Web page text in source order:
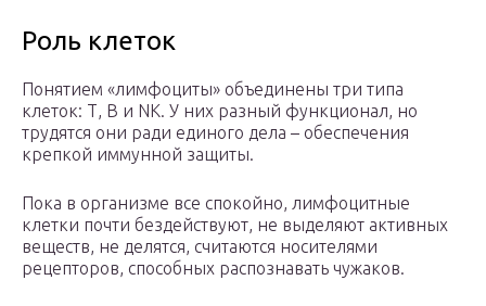
Роль клеток
Понятием «лимфоциты» объединены три типа
клеток: Т, В и NK. У них разный функционал, но
трудятся они ради единого дела – обеспечения
крепкой иммунной защиты.
Пока в организме все спокойно, лимфоцитные
клетки почти бездействуют, не выделяют активных
веществ, не делятся, считаются носителями
рецепторов, способных распознавать чужаков.